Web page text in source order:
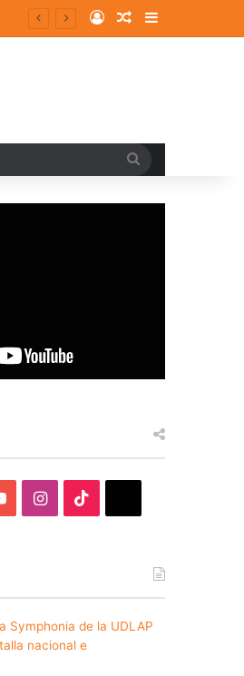
Log InRandom Article
Sidebar
YouTubeInstagram
Symphonia de la UDLAP
nacional e